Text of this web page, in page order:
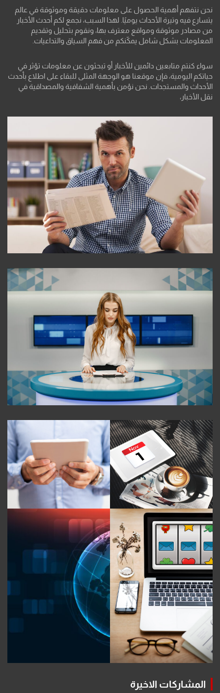
نحن نتفهم أهمية الحصول على معلومات دقيقة وموثوقة في عالم
يتسارع فيه وتيرة الأحداث يوميًا. لهذا السبب، نجمع لكم أحدث الأخبار
من مصادر موثوقة ومواقع معترف بها، ونقوم بتحليل وتقديم
المعلومات بشكل شامل يمكّنكم من فهم السياق والتداعيات.
سواء كنتم متابعين دائمين للأخبار أو تبحثون عن معلومات تؤثر في
حياتكم اليومية، فإن موقعنا هو الوجهة المثلى للبقاء على اطلاع بأحدث
الأحداث والمستجدات. نحن نؤمن بأهمية الشفافية والمصداقية في
نقل الأخبار،
المشاركات الاخيرة